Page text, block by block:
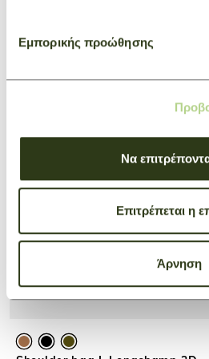
Εμπορικής προώθησης
Να
Επιτρέπεται η
Άρνηση